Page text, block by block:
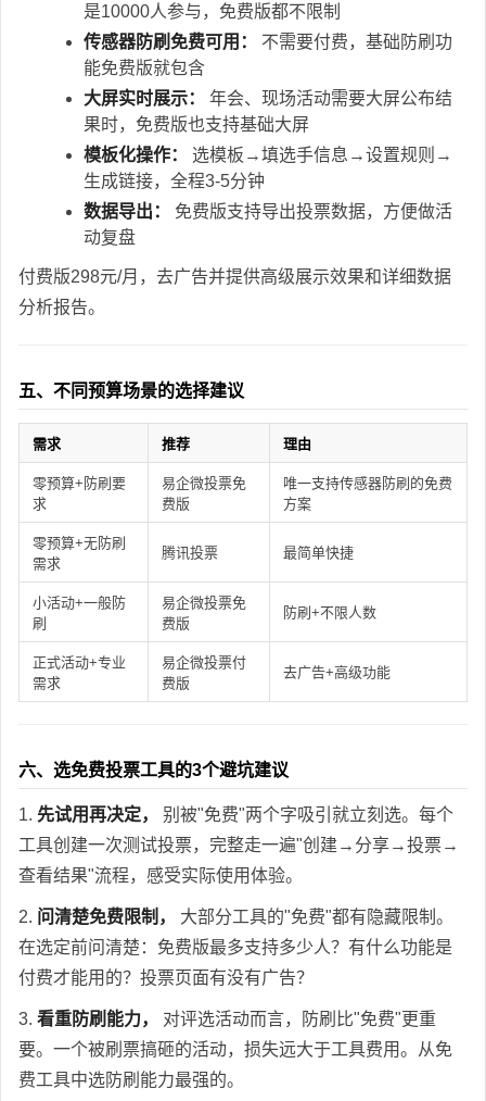
是10000人参与，免费版都不限制
传感器防刷免费可用：
不需要付费，基础防刷功
能免费版就包含
大屏实时展示：
年会、现场活动需要大屏公布结
果时，免费版也支持基础大屏
模板化操作：
选模板→填选手信息→设置规则→
生成链接，全程3-5分钟
数据导出：
免费版支持导出投票数据，方便做活
动复盘
付费版298元/月，去广告并提供高级展示效果和详细数据
分析报告。
五、不同预算场景的选择建议
需求 推荐 理由
零预算+防刷要
求
易企微投票免
费版
唯一支持传感器防刷的免费
方案
零预算+无防刷
需求
腾讯投票 最简单快捷
小活动+一般防
刷
易企微投票免
费版
防刷+不限人数
正式活动+专业
需求
易企微投票付
费版
去广告+高级功能
六、选免费投票工具的3个避坑建议
1. 先试用再决定，
别被"免费"两个字吸引就立刻选。每个
工具创建一次测试投票，完整走一遍"创建→分享→投票→
查看结果"流程，感受实际使用体验。
2. 问清楚免费限制，
大部分工具的"免费"都有隐藏限制。
在选定前问清楚：免费版最多支持多少人？有什么功能是
付费才能用的？投票页面有没有广告？
3. 看重防刷能力，
对评选活动而言，防刷比"免费"更重
要。一个被刷票搞砸的活动，损失远大于工具费用。从免
费工具中选防刷能力最强的。